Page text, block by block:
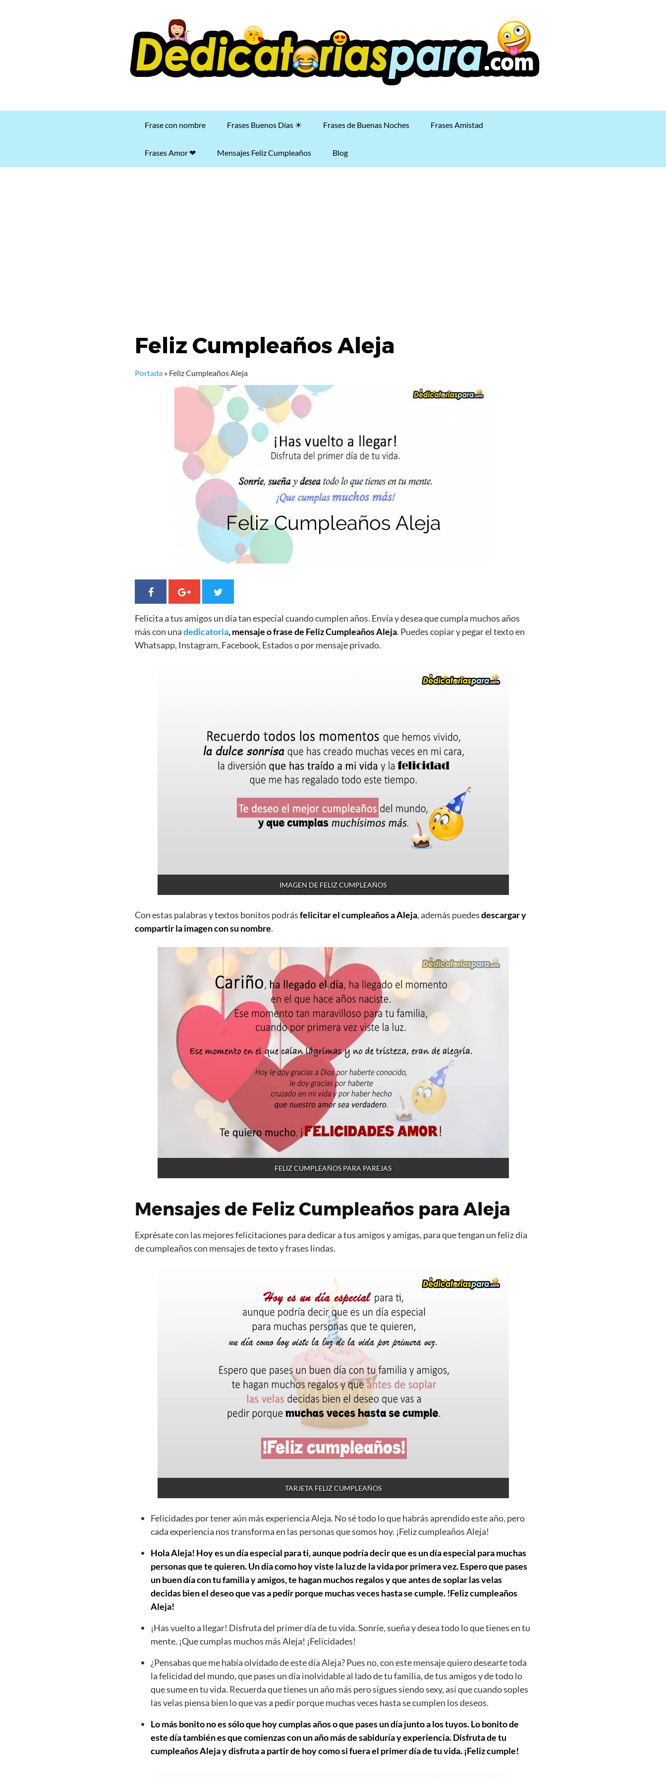
Frase con nombre Frases Buenos Días ☀ Frases de Buenas Noches Frases Amistad
Frases Amor ❤ Mensajes Feliz Cumpleaños Blog
Feliz Cumpleaños Aleja
Portada » Feliz Cumpleaños Aleja
Felicita a tus amigos un día tan especial cuando cumplen años. Envía y desea que cumpla muchos años
más con unadedicatoria, mensaje o frase de Feliz Cumpleaños Aleja. Puedes copiar y pegar el texto en
Whatsapp, Instagram, Facebook, Estados o por mensaje privado.
IMAGEN DE FELIZ CUMPLEAÑOS
Con estas palabras y textos bonitos podrásfelicitar el cumpleaños a Aleja, además puedesdescargar y
compartir la imagen con su nombre.
FELIZ CUMPLEAÑOS PARA PAREJAS
Mensajes de Feliz Cumpleaños para Aleja
Exprésate con las mejores felicitaciones para dedicar a tus amigos y amigas, para que tengan un feliz día
de cumpleaños con mensajes de texto y frases lindas.
TARJETA FELIZ CUMPLEAÑOS
Felicidades por tener aún más experiencia Aleja. No sé todo lo que habrás aprendido este año, pero
cada experiencia nos transforma en las personas que somos hoy. ¡Feliz cumpleaños Aleja!
Hola Aleja! Hoy es un día especial para ti, aunque podría decir que es un día especial para muchas
personas que te quieren. Un día como hoy viste la luz de la vida por primera vez. Espero que pases
un buen día con tu familia y amigos, te hagan muchos regalos y que antes de soplar las velas
decidas bien el deseo que vas a pedir porque muchas veces hasta se cumple. !Feliz cumpleaños
Aleja!
¡Has vuelto a llegar! Disfruta del primer día de tu vida. Sonríe, sueña y desea todo lo que tienes en tu
mente. ¡Que cumplas muchos más Aleja! ¡Felicidades!
¿Pensabas que me había olvidado de este día Aleja? Pues no, con este mensaje quiero desearte toda
la felicidad del mundo, que pases un día inolvidable al lado de tu familia, de tus amigos y de todo lo
que sume en tu vida. Recuerda que tienes un año más pero sigues siendo sexy, así que cuando soples
las velas piensa bien lo que vas a pedir porque muchas veces hasta se cumplen los deseos.
Lo más bonito no es sólo que hoy cumplas años o que pases un día junto a los tuyos. Lo bonito de
este día también es que comienzas con un año más de sabiduría y experiencia. Disfruta de tu
cumpleaños Aleja y disfruta a partir de hoy como si fuera el primer día de tu vida. ¡Feliz cumple!